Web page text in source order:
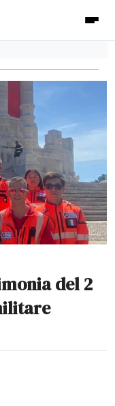
del 2